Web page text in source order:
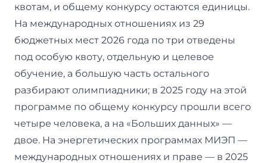
квотам, и общему конкурсу остаются единицы.
На международных отношениях из 29
бюджетных мест 2026 года по три отведены
под особую квоту, отдельную и целевое
обучение, а большую часть остального
разбирают олимпиадники; в 2025 году на этой
программе по общему конкурсу прошли всего
четыре человека, а на «Больших данных» —
двое. На энергетических программах МИЭП —
международных отношениях и праве — в 2025